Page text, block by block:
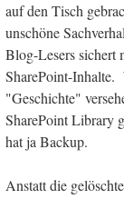
auf den Tisch
unschöne
Blog-Lesers sichert
SharePoint-Inhalte.
"Geschichte"
SharePoint Library
hat ja Backup.
Anstatt die